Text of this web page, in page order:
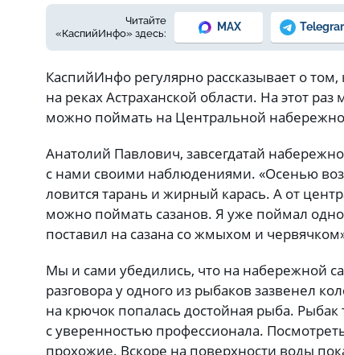
Читайте
«КаспийИнфо» здесь:
MAX
КаспийИнфо регулярно рассказывает о
на реках Астраханской области. На этот
можно поймать на Центральной
Анатолий Павлович, завсегдатай
с нами своими наблюдениями. «Осенью
ловится тарань и жирный карась. А от
можно поймать сазанов. Я уже поймал
поставил на сазана со жмыхом и
Мы и сами убедились, что на набережной
разговора у одного из рыбаков зазвенел
на крючок попалась достойная рыба. Рыбак
с уверенностью профессионала.
прохожие. Вскоре на поверхности воды